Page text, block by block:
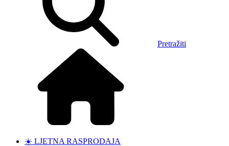
Pretražiti
☀️ LJETNA RASPRODAJA